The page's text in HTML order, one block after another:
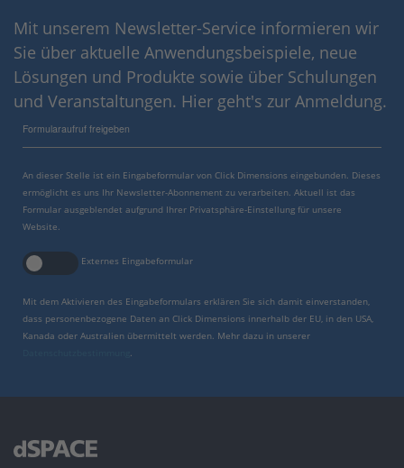
Mit unserem Newsletter-Service informieren wir
Sie über aktuelle Anwendungsbeispiele, neue
Lösungen und Produkte sowie über Schulungen
und Veranstaltungen. Hier geht's zur Anmeldung.
Formularaufruf freigeben
An dieser Stelle ist ein Eingabeformular von Click Dimensions eingebunden. Dieses
ermöglicht es uns Ihr Newsletter-Abonnement zu verarbeiten. Aktuell ist das
Formular ausgeblendet aufgrund Ihrer Privatsphäre-Einstellung für unsere
Website.
Externes Eingabeformular
Mit dem Aktivieren des Eingabeformulars erklären Sie sich damit einverstanden,
dass personenbezogene Daten an Click Dimensions innerhalb der EU, in den USA,
Kanada oder Australien übermittelt werden. Mehr dazu in unserer